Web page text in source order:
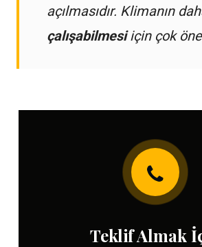
açılmasıdır. Klimanın
çalışabilmesiiçin çok
Teklif Almak